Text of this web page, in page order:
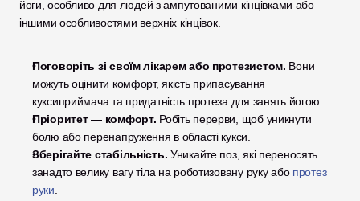
йоги, особливо для людей з ампутованими кінцівками або
іншими особливостями верхніх кінцівок.
Поговоріть зі своїм лікарем або протезистом. Вони
можуть оцінити комфорт, якість припасування
куксиприймача та придатність протеза для занять йогою.
Пріоритет — комфорт. Робіть перерви, щоб уникнути
болю або перенапруження в області кукси.
Зберігайте стабільність. Уникайте поз, які переносять
занадто велику вагу тіла на роботизовану руку або протез
руки